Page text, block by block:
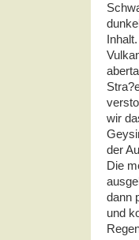
wir
der
Die
dann
und